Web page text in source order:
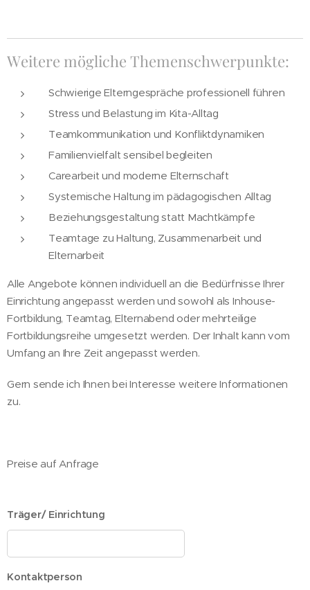
Weitere mögliche Themenschwerpunkte:
Schwierige Elterngespräche professionell führen
Stress und Belastung im Kita-Alltag
Teamkommunikation und Konfliktdynamiken
Familienvielfalt sensibel begleiten
Carearbeit und moderne Elternschaft
Systemische Haltung im pädagogischen Alltag
Beziehungsgestaltung statt Machtkämpfe
Teamtage zu Haltung, Zusammenarbeit und
Elternarbeit
Alle Angebote können individuell an die Bedürfnisse Ihrer
Einrichtung angepasst werden und sowohl als Inhouse-
Fortbildung, Teamtag, Elternabend oder mehrteilige
Fortbildungsreihe umgesetzt werden. Der Inhalt kann vom
Umfang an Ihre Zeit angepasst werden.
Gern sende ich Ihnen bei Interesse weitere Informationen
zu.
Preise auf Anfrage
Träger/ Einrichtung
Kontaktperson